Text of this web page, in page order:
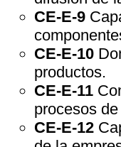
CE-E-9
CE-E-10
productos.
CE-E-11
procesos
CE-E-12